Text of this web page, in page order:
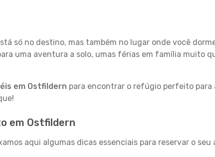
só no destino, mas também no lugar onde você
uma aventura a solo, umas férias em família muito
em Ostfildern para encontrar o refúgio perfeito para
em Ostfildern
aqui algumas dicas essenciais para reservar o seu